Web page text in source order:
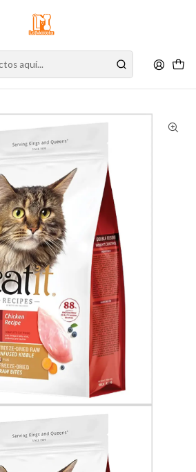
online es independiente de la tienda física.
sus productos y espere nuestra
Gatos
Gato Adulto
Recipes Control Peso